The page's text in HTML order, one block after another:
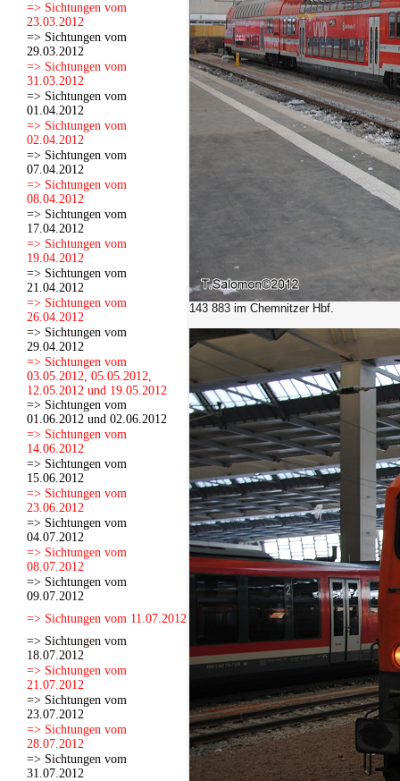
=> Sichtungen vom
23.03.2012
=> Sichtungen vom
29.03.2012
=> Sichtungen vom
31.03.2012
=> Sichtungen vom
01.04.2012
=> Sichtungen vom
02.04.2012
=> Sichtungen vom
07.04.2012
=> Sichtungen vom
08.04.2012
=> Sichtungen vom
17.04.2012
=> Sichtungen vom
19.04.2012
=> Sichtungen vom
21.04.2012
=> Sichtungen vom
26.04.2012
=> Sichtungen vom
29.04.2012
=> Sichtungen vom
03.05.2012, 05.05.2012,
12.05.2012 und 19.05.2012
=> Sichtungen vom
01.06.2012 und 02.06.2012
=> Sichtungen vom
14.06.2012
=> Sichtungen vom
15.06.2012
=> Sichtungen vom
23.06.2012
=> Sichtungen vom
04.07.2012
=> Sichtungen vom
08.07.2012
=> Sichtungen vom
09.07.2012
=> Sichtungen vom 11.07.2012
=> Sichtungen vom
18.07.2012
=> Sichtungen vom
21.07.2012
=> Sichtungen vom
23.07.2012
=> Sichtungen vom
28.07.2012
=> Sichtungen vom
31.07.2012
143 883 im Chemnitzer Hbf.